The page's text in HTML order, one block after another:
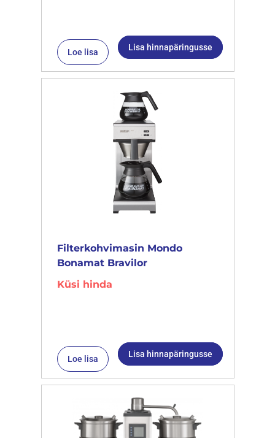
Loe lisa Lisa hinnapäringusse
Filterkohvimasin Mondo
Bonamat Bravilor
Küsi hinda
Loe lisa Lisa hinnapäringusse